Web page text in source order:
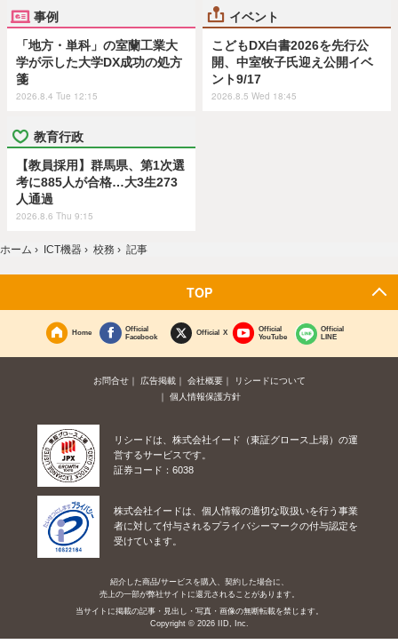
事例
「地方・単科」の室蘭工業大
学が示した大学DX成功の処方
箋
2026.8.4 Tue 12:15
イベント
こどもDX白書2026を先行公
開、中室牧子氏迎え公開イベ
ント9/17
2026.8.5 Wed 18:45
教育行政
【教員採用】群馬県、第1次選
考に885人が合格…大3生273
人通過
2026.8.6 Thu 9:15
ホーム › ICT機器 › 校務 › 記事
TOP
Home
Official
Facebook
Official X
Official
YouTube
Official
LINE
お問合せ 広告掲載 会社概要
リシードについて
個人情報保護方針
リシードは、株式会社イード（東証グロース上場）の運
営するサービスです。
証券コード：6038
株式会社イードは、個人情報の適切な取扱いを行う事業
者に対して付与されるプライバシーマークの付与認定を
受けています。
紹介した商品/サービスを購入、契約した場合に、
売上の一部が弊社サイトに還元されることがあります。
当サイトに掲載の記事・見出し・写真・画像の無断転載を禁じます。
Copyright © 2026 IID, Inc.